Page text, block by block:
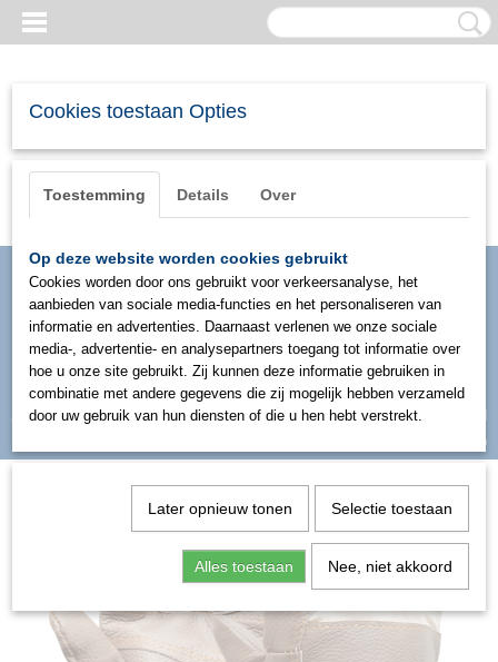
Inloggen Registreren
UW WINKELWAGEN
(0)
Cookies toestaan Opties
Toestemming Details Over
Op deze website worden cookies gebruikt
Cookies worden door ons gebruikt voor verkeersanalyse, het
aanbieden van sociale media-functies en het personaliseren van
informatie en advertenties. Daarnaast verlenen we onze sociale
media-, advertentie- en analysepartners toegang tot informatie over
hoe u onze site gebruikt. Zij kunnen deze informatie gebruiken in
combinatie met andere gegevens die zij mogelijk hebben verzameld
door uw gebruik van hun diensten of die u hen hebt verstrekt.
Later opnieuw tonen Selectie toestaan
Alles toestaan Nee, niet akkoord